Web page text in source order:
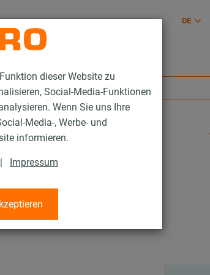
dieser Website zu
Social-Media-Funktionen
Wenn Sie uns Ihre
Media-, Werbe- und
informieren.
| Impressum
DE